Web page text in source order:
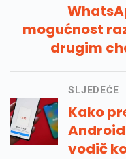
mogućnost
drugim
SLJEDEĆE
Kako
vodič